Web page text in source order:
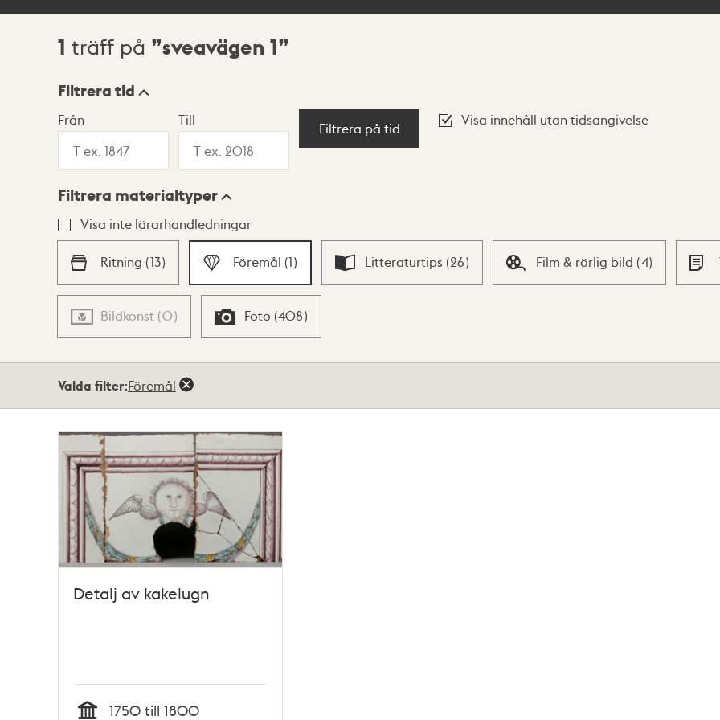
Sökresultat
1 träff på sveavägen 1
Visningsläge
Lista Karta
Filtrera tid
Från Till
Filtrera på tid
Visa innehåll utan tidsangivelse
Filtrera materialtyper
Visa inte lärarhandledningar
Ritning (13) Föremål (1) Litteraturtips (26) Film & rörlig bild (4)
Bildkonst (0) Foto (408)
Valda filter:Föremål
Detalj av kakelugn
1750 till 1800